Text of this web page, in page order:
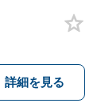
詳細を見る